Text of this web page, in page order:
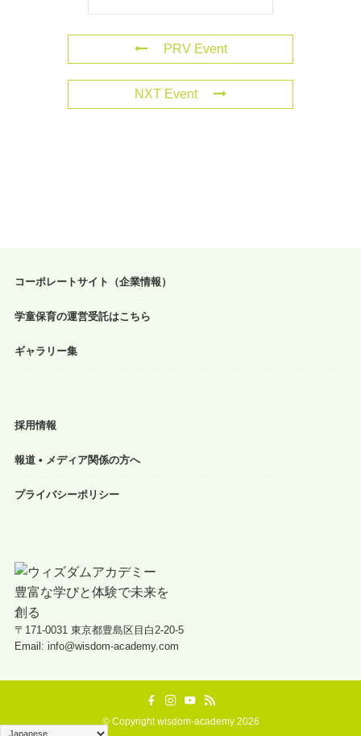
PRV Event
NXT Event
コーポレートサイト（企業情報）
学童保育の運営受託はこちら
ギャラリー集
採用情報
報道 • メディア関係の方へ
プライバシーポリシー
〒171-0031 東京都豊島区目白2-20-5
Email: info@wisdom-academy.com
©Copyright wisdom-academy 2026